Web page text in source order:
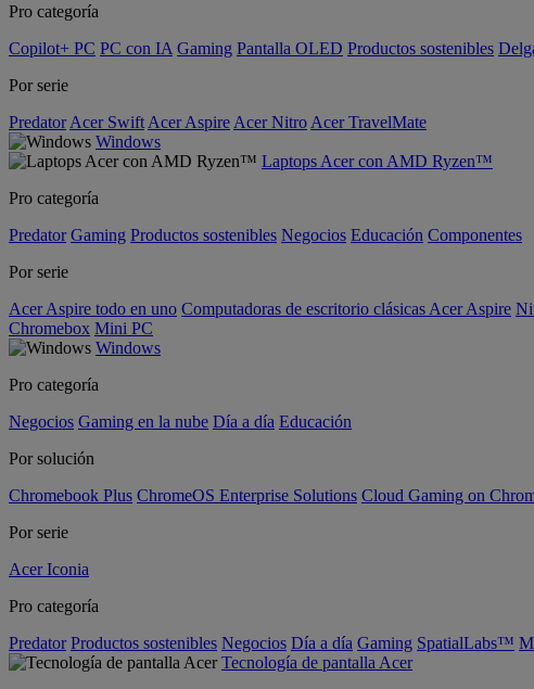
Pro categoría
Copilot+ PC PC con IA Gaming Pantalla OLED Productos sostenibles
Por serie
Predator Acer Swift Acer Aspire Acer Nitro Acer TravelMate
Windows
Laptops Acer con AMD Ryzen™
Pro categoría
Predator Gaming Productos sostenibles Negocios Educación Componentes
Por serie
Acer Aspire todo en uno Computadoras de escritorio clásicas Acer Aspire
Chromebox Mini PC
Windows
Pro categoría
Negocios Gaming en la nube Día a día Educación
Por solución
Chromebook Plus ChromeOS Enterprise Solutions Cloud Gaming on
Por serie
Acer Iconia
Pro categoría
Predator Productos sostenibles Negocios Día a día Gaming SpatialLabs™
Tecnología de pantalla Acer